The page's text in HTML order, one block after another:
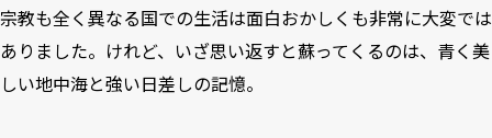
宗教も全く異なる国での生活は面白おかしくも非常に大変では
ありました。けれど、いざ思い返すと蘇ってくるのは、青く美
しい地中海と強い日差しの記憶。